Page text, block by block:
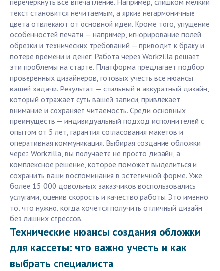
перечеркнуть всё впечатление. Например, слишком мелкий
текст становится нечитаемым, а яркие негармоничные
цвета отвлекают от основной идеи. Кроме того, упущение
особенностей печати — например, игнорирование полей
обрезки и технических требований — приводит к браку и
потере времени и денег. Работа через Workzilla решает
эти проблемы на старте. Платформа предлагает подбор
проверенных дизайнеров, готовых учесть все нюансы
вашей задачи. Результат — стильный и аккуратный дизайн,
который отражает суть вашей записи, привлекает
внимание и сохраняет читаемость. Среди основных
преимуществ — индивидуальный подход исполнителей с
опытом от 5 лет, гарантия согласования макетов и
оперативная коммуникация. Выбирая создание обложки
через Workzilla, вы получаете не просто дизайн, а
комплексное решение, которое поможет выделиться и
сохранить ваши воспоминания в эстетичной форме. Уже
более 15 000 довольных заказчиков воспользовались
услугами, оценив скорость и качество работы. Это именно
то, что нужно, когда хочется получить отличный дизайн
без лишних стрессов.
Технические нюансы создания обложки
для кассеты: что важно учесть и как
выбрать специалиста